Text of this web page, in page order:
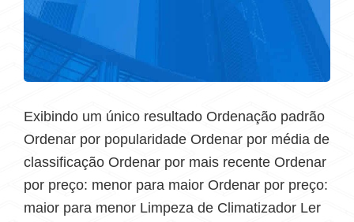
Exibindo um único resultado Ordenação padrão
Ordenar por popularidade Ordenar por média de
classificação Ordenar por mais recente Ordenar
por preço: menor para maior Ordenar por preço:
maior para menor Limpeza de Climatizador Ler